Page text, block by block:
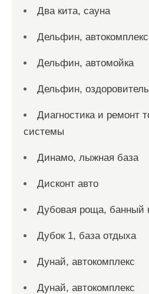
Два кита, сауна
Дельфин, автокомплекс
Дельфин, автомойка
Дельфин,
Диагностика и ремонт
системы
Динамо, лыжная база
Дисконт авто
Дубовая роща, банный
Дубок 1, база отдыха
Дунай, автокомплекс
Дунай, автокомплекс